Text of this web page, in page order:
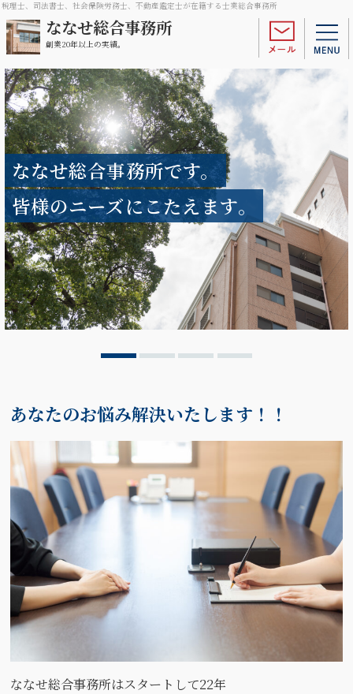
税理士、司法書士、社会保険労務士、不動産鑑定士が在籍する士業総合事務所
ななせ総合事務所
創業20年以上の実績。
ななせ総合事務所です。
皆様のニーズにこたえます。
あなたのお悩み解決いたします！！
ななせ総合事務所はスタートして22年